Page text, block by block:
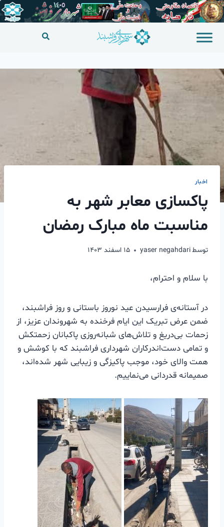
اخبار
پاکسازی معابر شهر به
مناسبت ماه مبارک رمضان
توسطyaser negahdari ۱۵ اسفند ۱۴۰۳
با سلام و احترام،
در آستانه‌ی فرارسیدن عید نوروز باستانی و روز فراشبند،
ضمن عرض تبریک این ایام فرخنده به شهروندان عزیز، از
زحمات بی‌دریغ و تلاش‌های شبانه‌روزی پاکبانان زحمتکش
و تمامی دست‌اندرکاران شهرداری فراشبند که با کوشش و
همت والای خود، موجب پاکیزگی و زیبایی شهر شده‌اند،
صمیمانه قدردانی می‌نماییم.